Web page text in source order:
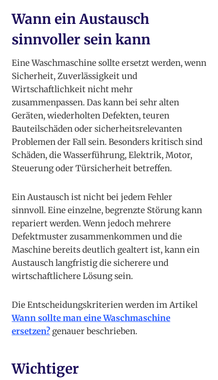
Wann ein Austausch
sinnvoller sein kann
Eine Waschmaschine sollte ersetzt werden, wenn
Sicherheit, Zuverlässigkeit und
Wirtschaftlichkeit nicht mehr
zusammenpassen. Das kann bei sehr alten
Geräten, wiederholten Defekten, teuren
Bauteilschäden oder sicherheitsrelevanten
Problemen der Fall sein. Besonders kritisch sind
Schäden, die Wasserführung, Elektrik, Motor,
Steuerung oder Türsicherheit betreffen.
Ein Austausch ist nicht bei jedem Fehler
sinnvoll. Eine einzelne, begrenzte Störung kann
repariert werden. Wenn jedoch mehrere
Defektmuster zusammenkommen und die
Maschine bereits deutlich gealtert ist, kann ein
Austausch langfristig die sicherere und
wirtschaftlichere Lösung sein.
Die Entscheidungskriterien werden im Artikel
Wann sollte man eine Waschmaschine
ersetzen? genauer beschrieben.
Wichtiger